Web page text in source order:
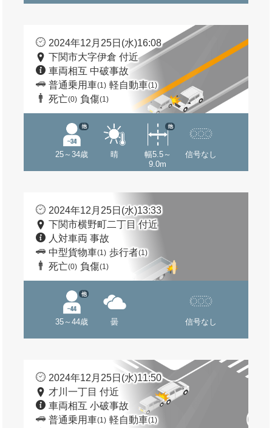
2024年12月25日(水)16:08
下関市大字伊倉 付近
車両相互 中破事故
普通乗用車(1) 軽自動車(1)
死亡(0) 負傷(1)
25～34歳
他
晴
幅5.5～
9.0m
他
信号なし
2024年12月25日(水)13:33
下関市横野町二丁目 付近
人対車両 事故
中型貨物車(1) 歩行者(1)
死亡(0) 負傷(1)
35～44歳
他
曇 信号なし
2024年12月25日(水)11:50
才川一丁目 付近
車両相互 小破事故
普通乗用車(1) 軽自動車(1)